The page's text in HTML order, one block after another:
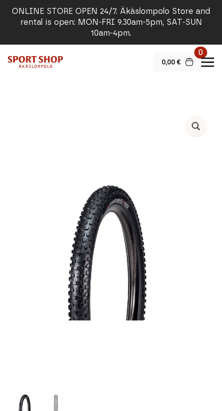
ONLINE STORE OPEN 24/7. Äkäslompolo Store and
rental is open: MON-FRI 9.30am-5pm, SAT-SUN
10am-4pm.
0,00 €
0